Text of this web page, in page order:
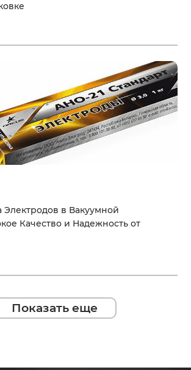
в Вакуумной
Качество и Надежность от
Показать еще